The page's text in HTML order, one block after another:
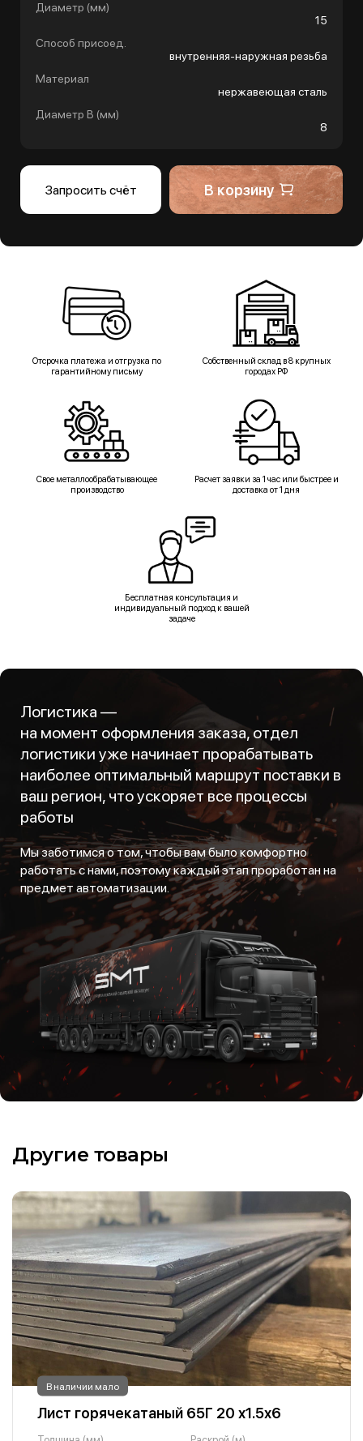
Диаметр (мм)
15
Способ присоед.
внутренняя-наружная резьба
Материал
нержавеющая сталь
Диаметр B (мм)
8
Запросить счёт В корзину
Отсрочка платежа и отгрузка по
гарантийному письму
Собственный склад в 8 крупных
городах РФ
Свое металлообрабатывающее
производство
Расчет заявки за 1 час или быстрее и
доставка от 1 дня
Бесплатная консультация и
индивидуальный подход к вашей
задаче
Логистика —
на момент оформления заказа, отдел
логистики уже начинает прорабатывать
наиболее оптимальный маршрут поставки в
ваш регион, что ускоряет все процессы
работы
Мы заботимся о том, чтобы вам было комфортно
работать с нами, поэтому каждый этап проработан на
предмет автоматизации.
Другие товары
В наличии мало
Лист горячекатаный 65Г 20 х1.5х6